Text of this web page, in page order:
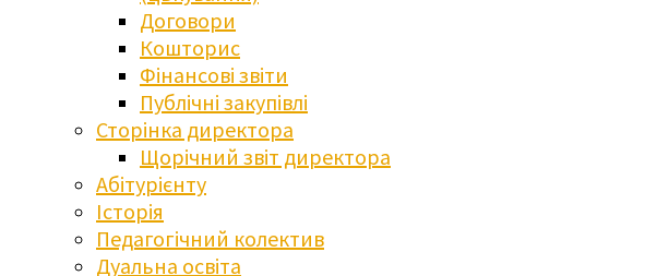
Договори
Кошторис
Фінансові звіти
Публічні закупівлі
Сторінка директора
Щорічний звіт директора
Абітурієнту
Історія
Педагогічний колектив
Дуальна освіта